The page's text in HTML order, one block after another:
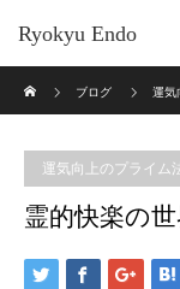
Ryokyu Endo
ブログ
運気
運気向上のプライム
霊的快楽の世